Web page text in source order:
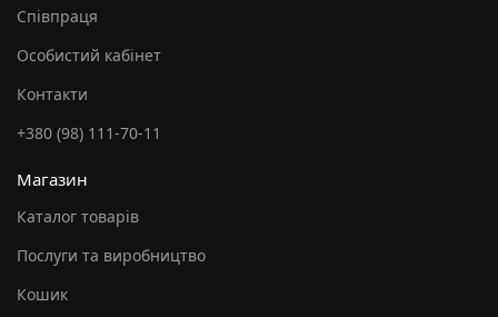
Співпраця
Особистий кабінет
Контакти
+380 (98) 111-70-11
Магазин
Каталог товарів
Послуги та виробництво
Кошик